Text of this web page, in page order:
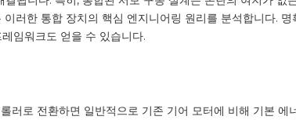
러한 통합 장치의 핵심 엔지니어링 원리를 분석합니다.
임워크도 얻을 수 있습니다.
러로 전환하면 일반적으로 기존 기어 모터에 비해 기본